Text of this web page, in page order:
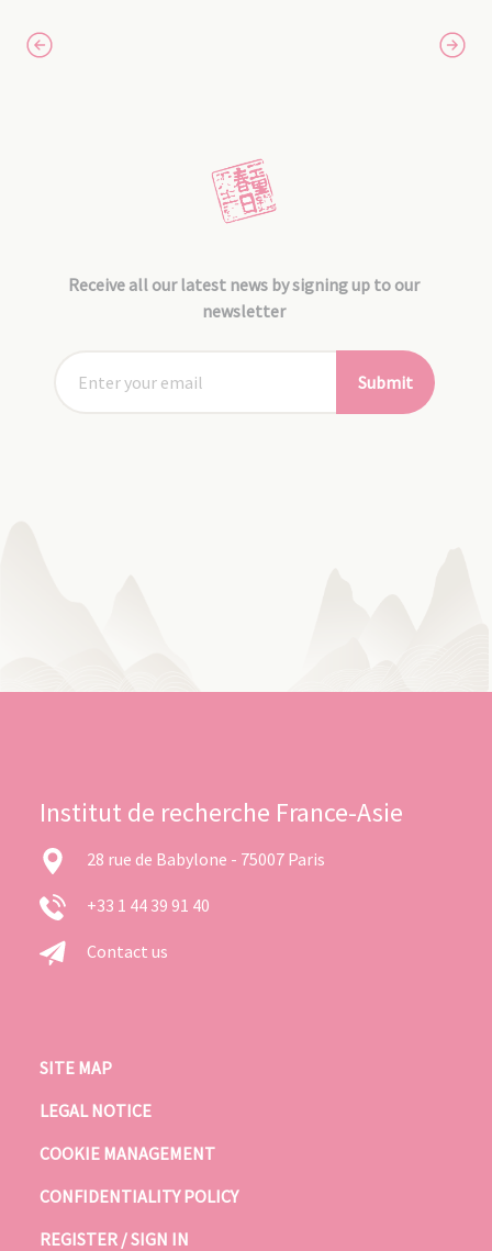
Receive all our latest news by signing up to our
newsletter
Submit
Institut de recherche France-Asie
28 rue de Babylone - 75007 Paris
+33 1 44 39 91 40
Contact us
SITE MAP
LEGAL NOTICE
COOKIE MANAGEMENT
CONFIDENTIALITY POLICY
REGISTER / SIGN IN